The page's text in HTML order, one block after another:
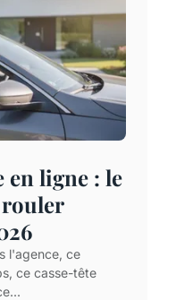
en ligne : le
l'agence, ce
ce casse-tête